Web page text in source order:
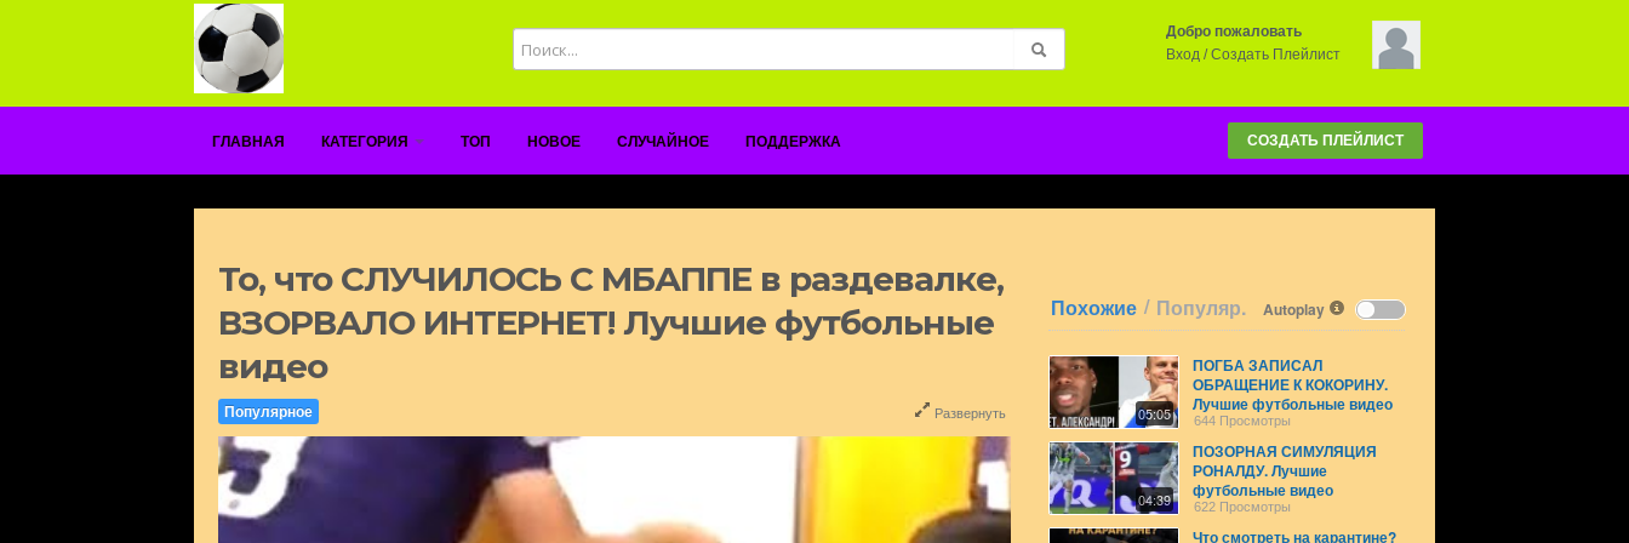
Добро пожаловать
Вход/Создать Плейлист
ГЛАВНАЯ КАТЕГОРИЯ ТОП НОВОЕ СЛУЧАЙНОЕ ПОДДЕРЖКА СОЗДАТЬ ПЛЕЙЛИСТ
То, что СЛУЧИЛОСЬ С МБАППЕ в раздевалке,
ВЗОРВАЛО ИНТЕРНЕТ! Лучшие футбольные
видео
Популярное Развернуть
Autoplay
Похожие / Популяр.
05:05
ПОГБА ЗАПИСАЛ
ОБРАЩЕНИЕ К КОКОРИНУ.
Лучшие футбольные видео
644 Просмотры
04:39
ПОЗОРНАЯ СИМУЛЯЦИЯ
РОНАЛДУ. Лучшие
футбольные видео
622 Просмотры
Что смотреть на карантине?